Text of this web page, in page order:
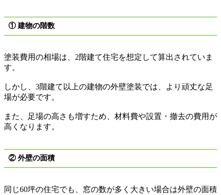
① 建物の階数
塗装費用の相場は、 2階建て住宅を想定して算出されていま
す。
しかし、 3階建て以上の建物の外壁塗装では、より頑丈な足
場が必要です。
また、足場の高さも増すため、材料費や設置・撤去の費用が
高くなります。
② 外壁の面積
同じ60坪の住宅でも、窓の数が多く大きい場合は外壁の面積